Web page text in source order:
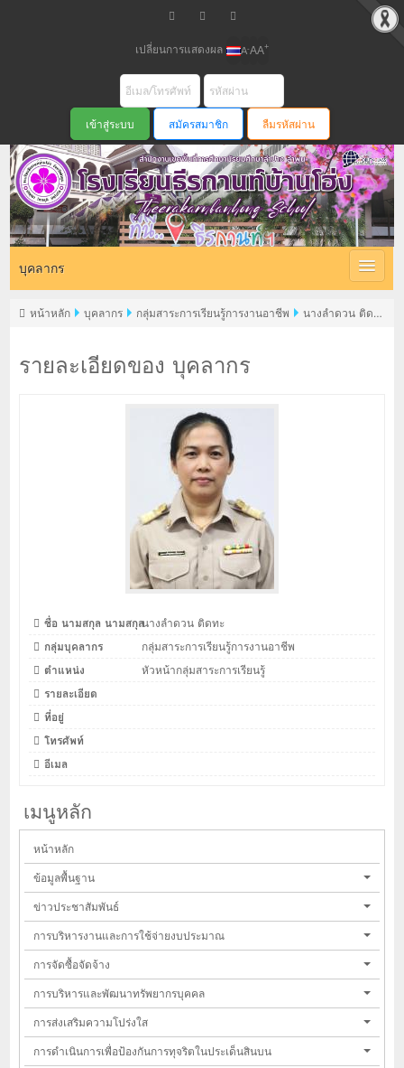
เปลี่ยนการแสดงผล A-AA+
สมัครสมาชิก ลืมรหัสผ่าน
บุคลากร
รายละเอียดของ บุคลากร
หน้าหลัก บุคลากร กลุ่มสาระการเรียนรู้การงานอาชีพ
นางลำดวน ติด
ชื่อ นามสกุล นามสกุลนางลำดวน ติดทะ
กลุ่มบุคลากร
กลุ่มสาระการเรียนรู้การงานอาชีพ
ตำแหน่ง
หัวหน้ากลุ่มสาระการเรียนรู้
รายละเอียด
ที่อยู่
โทรศัพท์
อีเมล
เมนูหลัก
หน้าหลัก
ข้อมูลพื้นฐาน
ข่าวประชาสัมพันธ์
การบริหารงานและการใช้จ่ายงบประมาณ
การจัดซื้อจัดจ้าง
การบริหารและพัฒนาทรัพยากรบุคคล
การส่งเสริมความโปร่งใส
การดำเนินการเพื่อป้องกันการทุจริตในประเด็นสินบน